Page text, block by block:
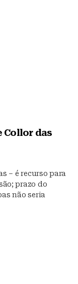
Collor das
– é recurso para
prazo do
não seria